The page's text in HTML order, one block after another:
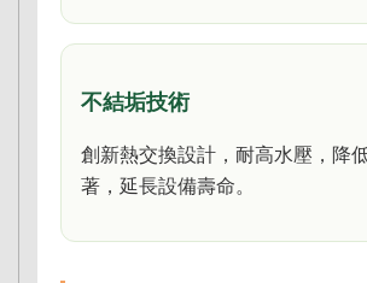
不結垢技術
創新熱交換設計，耐高水壓，降
著，延長設備壽命。